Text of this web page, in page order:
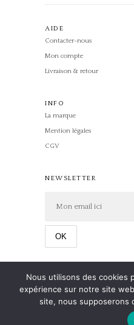
AIDE
Contacter-nous
Mon compte
Livraison & retour
INFO
La marque
Mention légales
CGV
NEWSLETTER
Nous utilisons des cookies
expérience sur notre site
site, nous supposerons